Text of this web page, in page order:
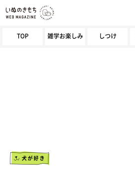
TOP 雑学お楽しみ しつけ
犬が好き